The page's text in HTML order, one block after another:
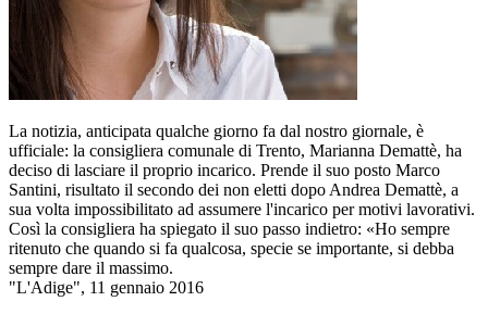
La notizia, anticipata qualche giorno fa dal nostro giornale, è
ufficiale: la consigliera comunale di Trento, Marianna Demattè, ha
deciso di lasciare il proprio incarico. Prende il suo posto Marco
Santini, risultato il secondo dei non eletti dopo Andrea Demattè, a
sua volta impossibilitato ad assumere l'incarico per motivi lavorativi.
Così la consigliera ha spiegato il suo passo indietro: «Ho sempre
ritenuto che quando si fa qualcosa, specie se importante, si debba
sempre dare il massimo.
"L'Adige", 11 gennaio 2016